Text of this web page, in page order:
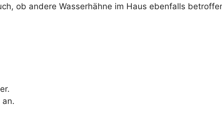
ob andere Wasserhähne im Haus ebenfalls
an.